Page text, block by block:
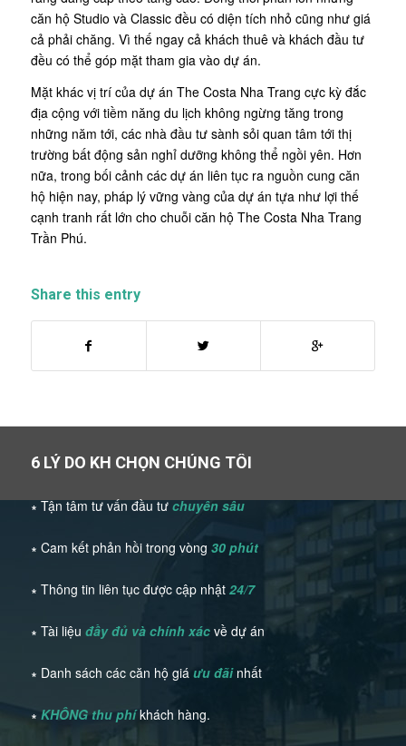
căn hộ Studio và Classic đều có diện tích nhỏ cũng như giá
cả phải chăng. Vì thế ngay cả khách thuê và khách đầu tư
đều có thể góp mặt tham gia vào dự án.
Mặt khác vị trí của dự án The Costa Nha Trang cực kỳ đắc
địa cộng với tiềm năng du lịch không ngừng tăng trong
những năm tới, các nhà đầu tư sành sỏi quan tâm tới thị
trường bất động sản nghỉ dưỡng không thể ngồi yên. Hơn
nữa, trong bối cảnh các dự án liên tục ra nguồn cung căn
hộ hiện nay, pháp lý vững vàng của dự án tựa như lợi thế
cạnh tranh rất lớn cho chuỗi căn hộ The Costa Nha Trang
Trần Phú.
Share this entry
6 LÝ DO KH CHỌN CHÚNG TÔI
∗ Tận tâm tư vấn đầu tưchuyên sâu
∗ Cam kết phản hồi trong vòng 30 phút
∗ Thông tin liên tục được cập nhật 24/7
∗ Tài liệu đầy đủ và chính xácvề dự án
∗ Danh sách các căn hộ giá ưu đãinhất
∗ KHÔNG thu phíkhách hàng.